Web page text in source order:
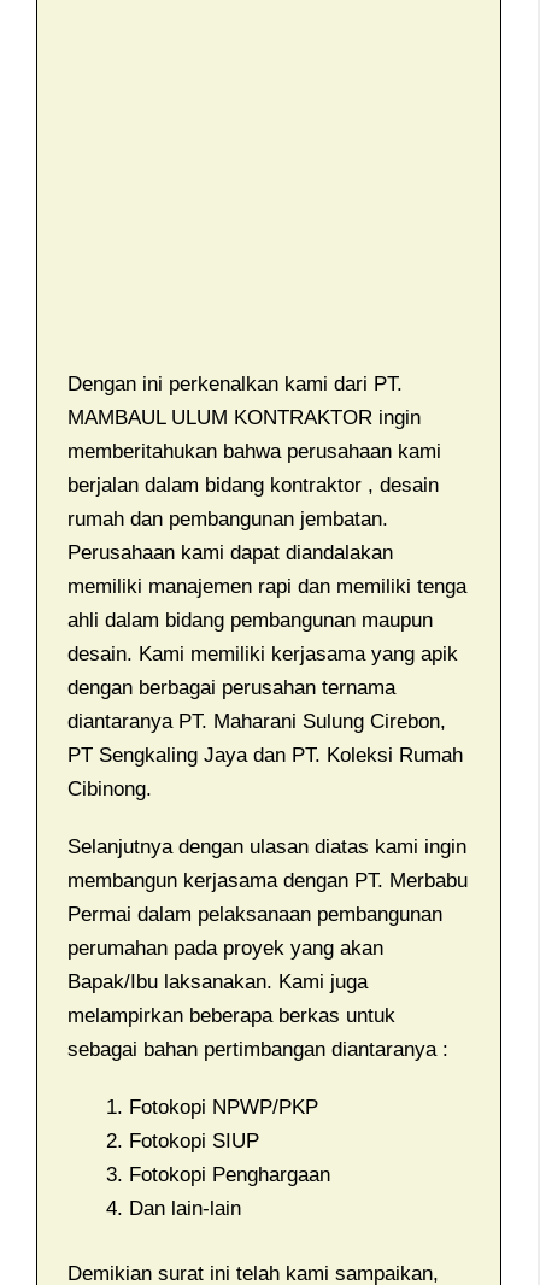
Dengan ini perkenalkan kami dari PT.
MAMBAUL ULUM KONTRAKTOR ingin
memberitahukan bahwa perusahaan kami
berjalan dalam bidang kontraktor , desain
rumah dan pembangunan jembatan.
Perusahaan kami dapat diandalakan
memiliki manajemen rapi dan memiliki tenga
ahli dalam bidang pembangunan maupun
desain. Kami memiliki kerjasama yang apik
dengan berbagai perusahan ternama
diantaranya PT. Maharani Sulung Cirebon,
PT Sengkaling Jaya dan PT. Koleksi Rumah
Cibinong.
Selanjutnya dengan ulasan diatas kami ingin
membangun kerjasama dengan PT. Merbabu
Permai dalam pelaksanaan pembangunan
perumahan pada proyek yang akan
Bapak/Ibu laksanakan. Kami juga
melampirkan beberapa berkas untuk
sebagai bahan pertimbangan diantaranya :
Fotokopi NPWP/PKP
Fotokopi SIUP
Fotokopi Penghargaan
Dan lain-lain
Demikian surat ini telah kami sampaikan,